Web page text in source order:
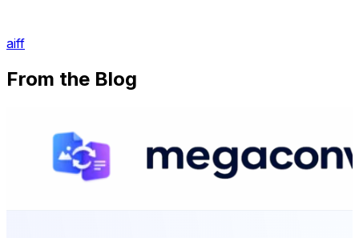
aiff
From the Blog